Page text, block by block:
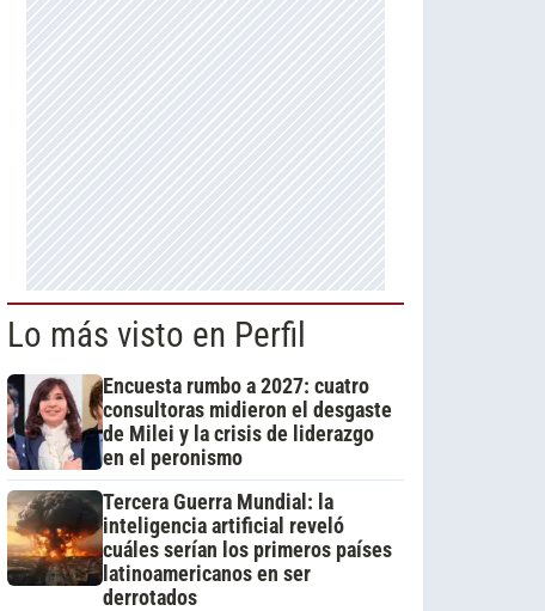
Lo más visto en Perfil
Encuesta rumbo a 2027: cuatro
consultoras midieron el desgaste
de Milei y la crisis de liderazgo
en el peronismo
Tercera Guerra Mundial: la
inteligencia artificial reveló
cuáles serían los primeros países
latinoamericanos en ser
derrotados